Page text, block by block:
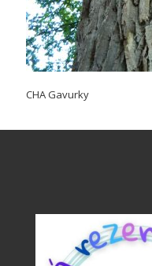
CHA Gavurky